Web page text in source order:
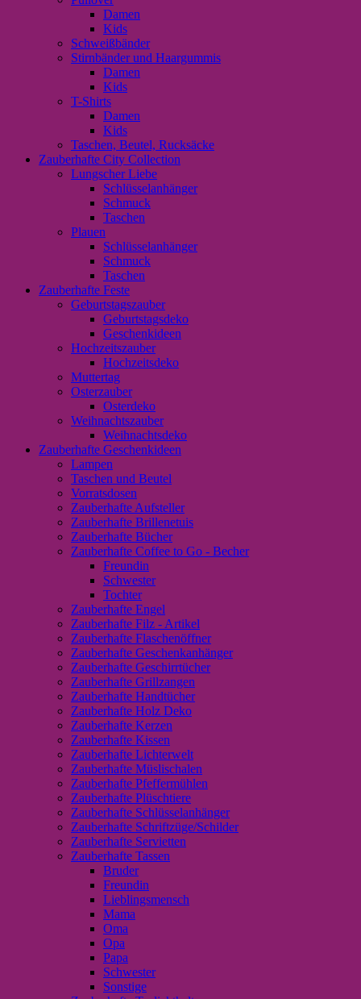
Damen
Kids
Schweißbänder
Stirnbänder und Haargummis
Damen
Kids
T-Shirts
Damen
Kids
Taschen, Beutel, Rucksäcke
Zauberhafte City Collection
Lungscher Liebe
Schlüsselanhänger
Schmuck
Taschen
Plauen
Schlüsselanhänger
Schmuck
Taschen
Zauberhafte Feste
Geburtstagszauber
Geburtstagsdeko
Geschenkideen
Hochzeitszauber
Hochzeitsdeko
Muttertag
Osterzauber
Osterdeko
Weihnachtszauber
Weihnachtsdeko
Zauberhafte Geschenkideen
Lampen
Taschen und Beutel
Vorratsdosen
Zauberhafte Aufsteller
Zauberhafte Brillenetuis
Zauberhafte Bücher
Zauberhafte Coffee to Go - Becher
Freundin
Schwester
Tochter
Zauberhafte Engel
Zauberhafte Filz - Artikel
Zauberhafte Flaschenöffner
Zauberhafte Geschenkanhänger
Zauberhafte Geschirrtücher
Zauberhafte Grillzangen
Zauberhafte Handtücher
Zauberhafte Holz Deko
Zauberhafte Kerzen
Zauberhafte Kissen
Zauberhafte Lichterwelt
Zauberhafte Müslischalen
Zauberhafte Pfeffermühlen
Zauberhafte Plüschtiere
Zauberhafte Schlüsselanhänger
Zauberhafte Schriftzüge/Schilder
Zauberhafte Servietten
Zauberhafte Tassen
Bruder
Freundin
Lieblingsmensch
Mama
Oma
Opa
Papa
Schwester
Sonstige